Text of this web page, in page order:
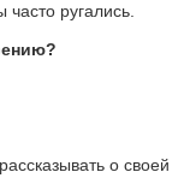
ругались.
о своей